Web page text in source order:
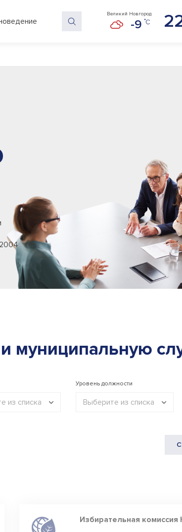
Великий Новгород
-9
муниципальную
из списка
мр
Уровень должности
Выберите из списка
Избирательная